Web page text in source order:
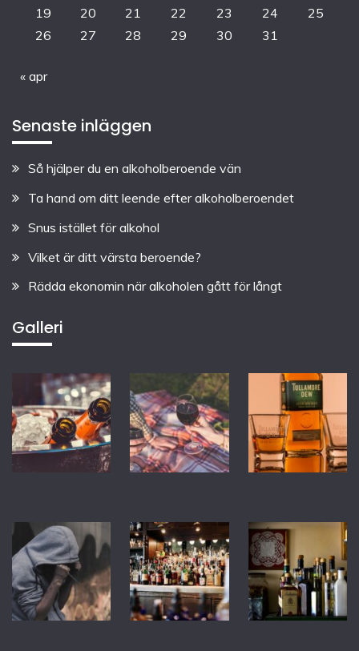
19
20 21 22 23 24
25
26
27 28 29 30 31
« apr
Senaste inläggen
Så hjälper du en alkoholberoende vän
Ta hand om ditt leende efter alkoholberoendet
Snus istället för alkohol
Vilket är ditt värsta beroende?
Rädda ekonomin när alkoholen gått för långt
Galleri